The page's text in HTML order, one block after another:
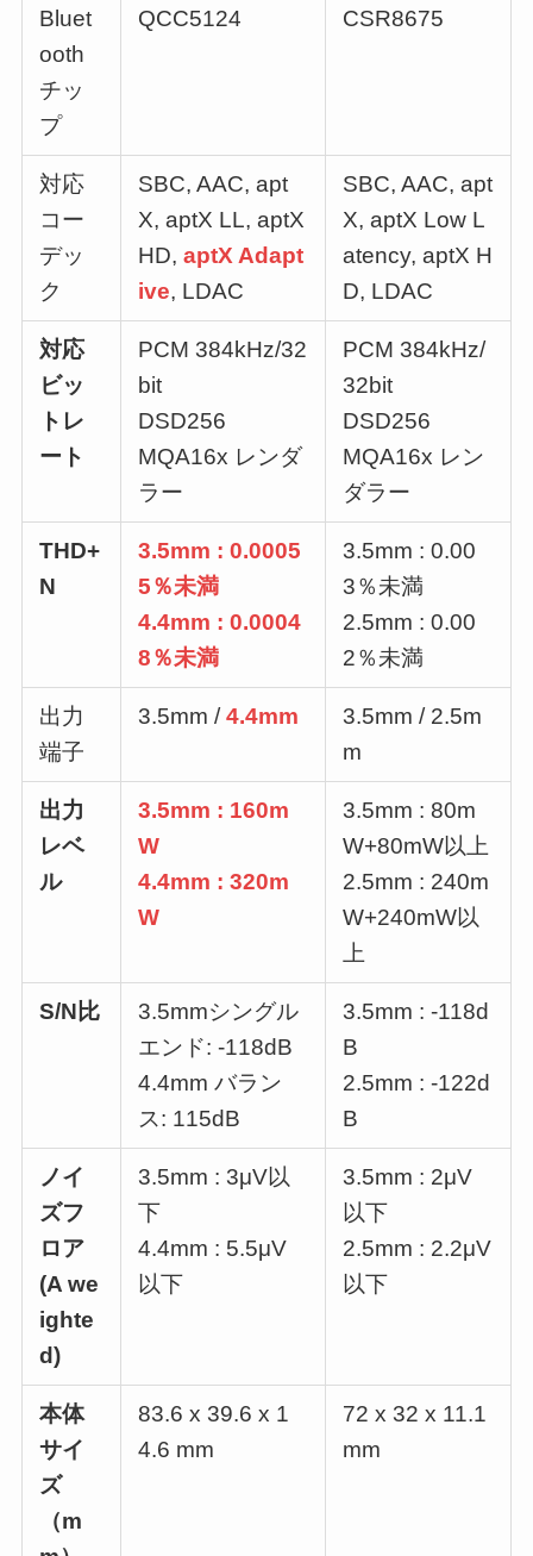
Bluet
ooth
チッ
プ
QCC5124 CSR8675
対応
コー
デッ
ク
SBC, AAC, apt
X, aptX LL, aptX
HD, aptX Adapt
ive, LDAC
SBC, AAC, apt
X, aptX Low L
atency, aptX H
D, LDAC
対応
ビッ
トレ
ート
PCM 384kHz/32
bit
DSD256
MQA16x レンダ
ラー
PCM 384kHz/
32bit
DSD256
MQA16x レン
ダラー
THD+
N
3.5mm : 0.0005
5％未満
4.4mm : 0.0004
8％未満
3.5mm : 0.00
3％未満
2.5mm : 0.00
2％未満
出力
端子
3.5mm /4.4mm
3.5mm / 2.5m
m
出力
レベ
ル
3.5mm : 160m
W
4.4mm : 320m
W
3.5mm : 80m
W+80mW以上
2.5mm : 240m
W+240mW以
上
S/N比
3.5mmシングル
エンド: -118dB
4.4mm バラン
ス: 115dB
3.5mm : -118d
B
2.5mm : -122d
B
ノイ
ズフ
ロア
(A we
ighte
d)
3.5mm : 3μV以
下
4.4mm : 5.5μV
以下
3.5mm : 2μV
以下
2.5mm : 2.2μV
以下
本体
サイ
ズ
（m
83.6 x 39.6 x 1
4.6 mm
72 x 32 x 11.1
mm